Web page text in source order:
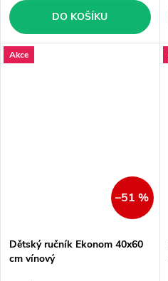
DO KOŠÍKU
Akce
–51 %
Dětský ručník Ekonom 40x60
cm vínový